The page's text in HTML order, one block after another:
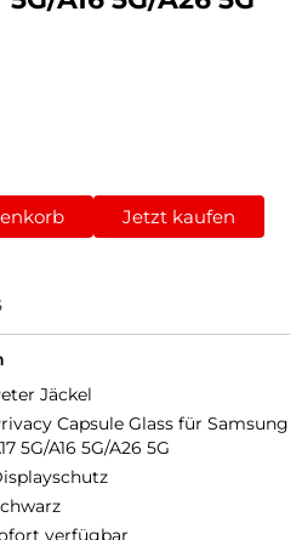
Jetzt kaufen
Jäckel
Capsule Glass für Samsung
5G/A16 5G/A26 5G
verfügbar